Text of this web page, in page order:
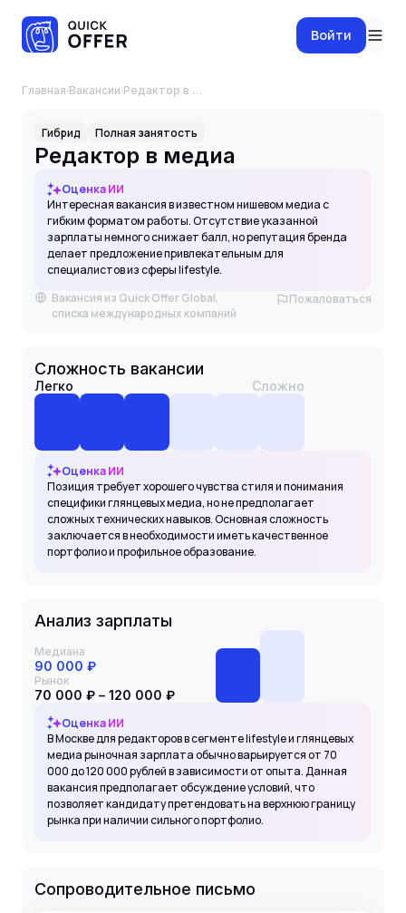
Войти
Главная·Вакансии· Редактор в медиа
Гибрид Полная занятость
Редактор в медиа
Оценка ИИ
Интересная вакансия в известном нишевом медиа с
гибким форматом работы. Отсутствие указанной
зарплаты немного снижает балл, но репутация бренда
делает предложение привлекательным для
специалистов из сферы lifestyle.
Вакансия из Quick Offer Global,
списка международных компаний
Пожаловаться
Сложность вакансии
Легко Сложно
Оценка ИИ
Позиция требует хорошего чувства стиля и понимания
специфики глянцевых медиа, но не предполагает
сложных технических навыков. Основная сложность
заключается в необходимости иметь качественное
портфолио и профильное образование.
Анализ зарплаты
Медиана
90 000 ₽
Рынок
70 000 ₽ – 120 000 ₽
Оценка ИИ
В Москве для редакторов в сегменте lifestyle и глянцевых
медиа рыночная зарплата обычно варьируется от 70
000 до 120 000 рублей в зависимости от опыта. Данная
вакансия предполагает обсуждение условий, что
позволяет кандидату претендовать на верхнюю границу
рынка при наличии сильного портфолио.
Сопроводительное письмо